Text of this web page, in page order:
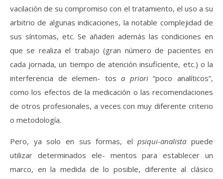
vacilación de su compromiso con el tratamiento, el uso a su
arbitrio de algunas indicaciones, la notable complejidad de
sus síntomas, etc. Se añaden además las condiciones en
que se realiza el trabajo (gran número de pacientes en
cada jornada, un tiempo de atención insuficiente, etc.) o la
interferencia de elemen- tosa priori“poco analíticos”,
como los efectos de la medicación o las recomendaciones
de otros profesionales, a veces con muy diferente criterio
o metodología.
Pero, ya solo en sus formas, elpsiqui-analista puede
utilizar determinados ele- mentos para establecer un
marco, en la medida de lo posible, diferente al clásico